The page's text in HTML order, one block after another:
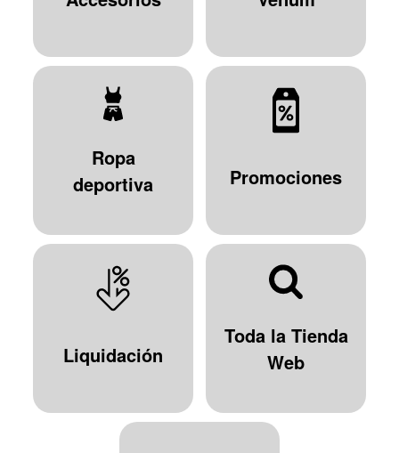
Ropa
deportiva
Promociones
Liquidación
Toda la Tienda
Web